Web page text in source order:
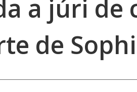
a júri de
de